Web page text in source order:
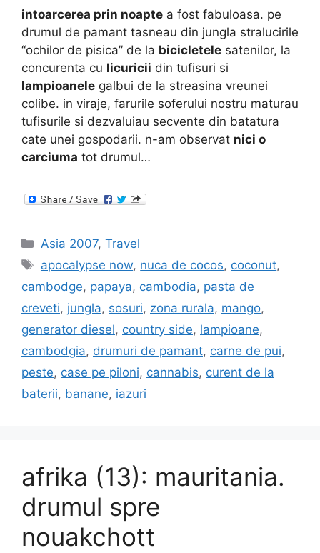
intoarcerea prin noapte a fost fabuloasa. pe
drumul de pamant tasneau din jungla stralucirile
“ochilor de pisica” de la bicicletele satenilor, la
concurenta cu licuricii din tufisuri si
lampioanele galbui de la streasina vreunei
colibe. in viraje, farurile soferului nostru maturau
tufisurile si dezvaluiau secvente din batatura
cate unei gospodarii. n-am observat nici o
carciuma tot drumul…
Categories
Asia 2007,Travel
Tags
apocalypse now, nuca de cocos, coconut,
cambodge, papaya, cambodia, pasta de
creveti, jungla, sosuri, zona rurala, mango,
generator diesel, country side, lampioane,
cambodgia, drumuri de pamant, carne de pui,
peste, case pe piloni, cannabis, curent de la
baterii, banane, iazuri
afrika (13): mauritania.
drumul spre
nouakchott